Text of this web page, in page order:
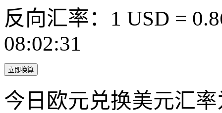
反向汇率：1 USD =
08:02:31
立即换算
今日欧元兑换美元汇